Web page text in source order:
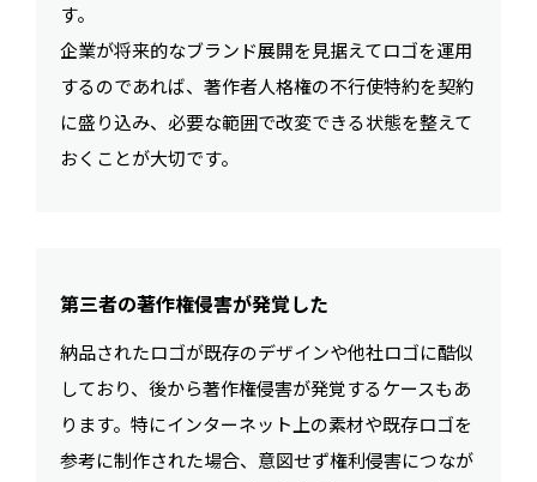
す。
企業が将来的なブランド展開を見据えてロゴを運用
するのであれば、著作者人格権の不行使特約を契約
に盛り込み、必要な範囲で改変できる状態を整えて
おくことが大切です。
第三者の著作権侵害が発覚した
納品されたロゴが既存のデザインや他社ロゴに酷似
しており、後から著作権侵害が発覚するケースもあ
ります。特にインターネット上の素材や既存ロゴを
参考に制作された場合、意図せず権利侵害につなが